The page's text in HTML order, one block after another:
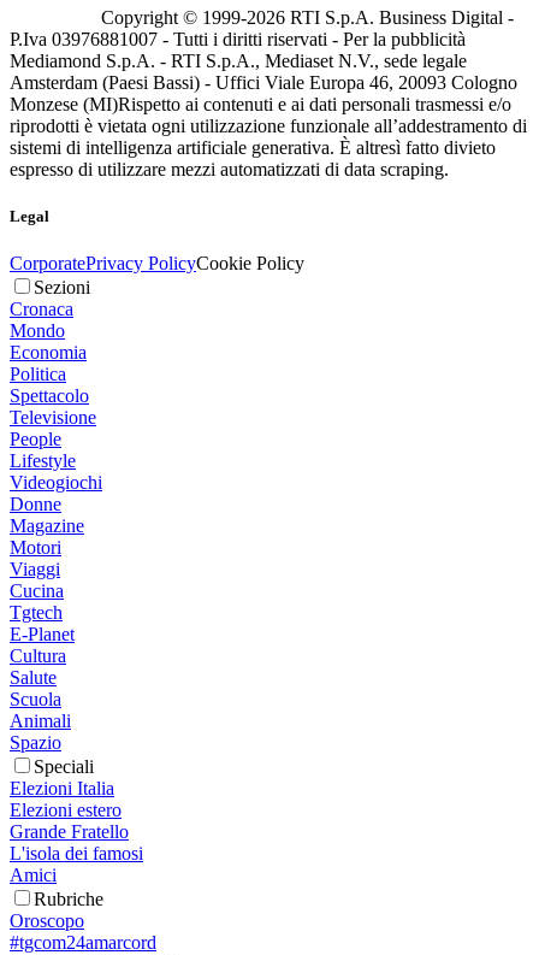
Copyright © 1999-2026 RTI S.p.A. Business Digital -
P.Iva 03976881007 - Tutti i diritti riservati - Per la pubblicità
Mediamond S.p.A. - RTI S.p.A., Mediaset N.V., sede legale
Amsterdam (Paesi Bassi) - Uffici Viale Europa 46, 20093 Cologno
Monzese (MI)Rispetto ai contenuti e ai dati personali trasmessi e/o
riprodotti è vietata ogni utilizzazione funzionale all’addestramento di
sistemi di intelligenza artificiale generativa. È altresì fatto divieto
espresso di utilizzare mezzi automatizzati di data scraping.
Legal
CorporatePrivacy PolicyCookie Policy
Sezioni
Cronaca
Mondo
Economia
Politica
Spettacolo
Televisione
People
Lifestyle
Videogiochi
Donne
Magazine
Motori
Viaggi
Cucina
Tgtech
E-Planet
Cultura
Salute
Scuola
Animali
Spazio
Speciali
Elezioni Italia
Elezioni estero
Grande Fratello
L'isola dei famosi
Amici
Rubriche
Oroscopo
#tgcom24amarcord